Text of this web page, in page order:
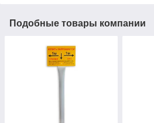
Подобные товары компании